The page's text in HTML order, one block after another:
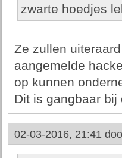
zwarte hoedjes
Ze zullen
aangemelde
op kunnen
Dit is gangbaar
02-03-2016, 21:41